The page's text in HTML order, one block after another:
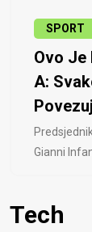
SPORT
Ovo Je
A:
Gianni
Tech